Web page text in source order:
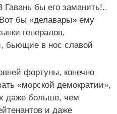
бы его заманить!..
бы «делавары» ему
генералов,
бьющие в нос славой
фортуны, конечно
«морской демократии»,
даже больше, чем
и даже